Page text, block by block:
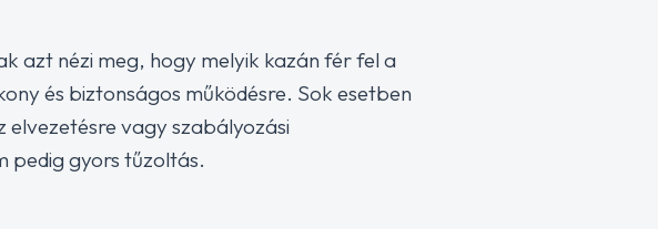
azt nézi meg, hogy melyik kazán fér fel a
és biztonságos működésre. Sok esetben
elvezetésre vagy szabályozási
pedig gyors tűzoltás.